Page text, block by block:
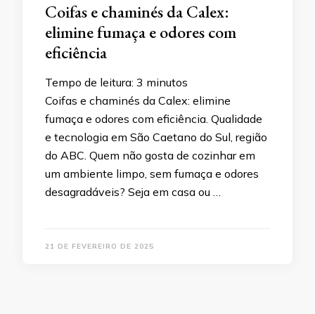
Coifas e chaminés da Calex:
elimine fumaça e odores com
eficiência
Tempo de leitura: 3 minutos
Coifas e chaminés da Calex: elimine
fumaça e odores com eficiência. Qualidade
e tecnologia em São Caetano do Sul, região
do ABC. Quem não gosta de cozinhar em
um ambiente limpo, sem fumaça e odores
desagradáveis? Seja em casa ou …
21 DE FEVEREIRO DE 2025